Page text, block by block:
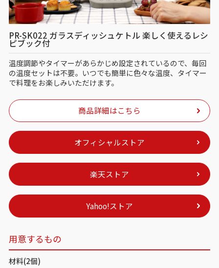
PR-SK022 ガラスディッシュケトル 楽しく使えるレシ
ピブック付
温度調節やタイマーがあらかじめ設定されているので、毎回
の温度セットは不要。いつでも簡単に色々な温度、タイマー
で料理をお楽しみいただけます。
商品詳細はこちら
オフィシャルストア
楽天ストア
Yahoo!ストア
用意するもの
材料(2個)